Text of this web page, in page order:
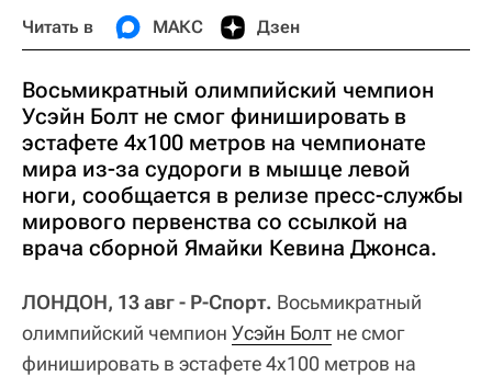
Читать в МАКС Дзен
Восьмикратный олимпийский чемпион
Усэйн Болт не смог финишировать в
эстафете 4х100 метров на чемпионате
мира из-за судороги в мышце левой
ноги, сообщается в релизе пресс-службы
мирового первенства со ссылкой на
врача сборной Ямайки Кевина Джонса.
ЛОНДОН, 13 авг - Р-Спорт. Восьмикратный
олимпийский чемпион Усэйн Болт не смог
финишировать в эстафете 4х100 метров на